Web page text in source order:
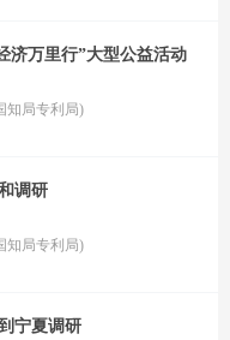
济万里行”大型公益活动
知局专利局)
调研
知局专利局)
宁夏调研